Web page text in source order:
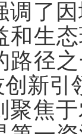
调了
和生
路径
新引
聚焦